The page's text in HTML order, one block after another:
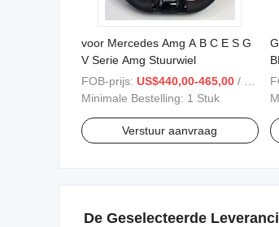
voor Mercedes Amg A B C E S G
V Serie Amg Stuurwiel
FOB-prijs: US$440,00-465,00 / Stuk
Minimale Bestelling: 1 Stuk
Verstuur aanvraag
De Geselecteerde